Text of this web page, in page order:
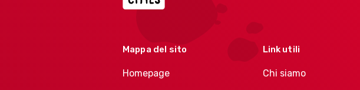
Mappa del sito
Homepage
Link utili
Chi siamo